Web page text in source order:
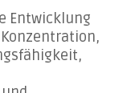
Entwicklung